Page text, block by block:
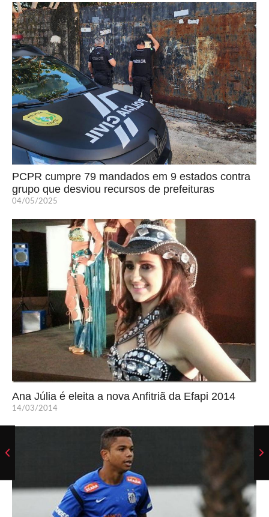
PCPR cumpre 79 mandados em 9 estados contra
grupo que desviou recursos de prefeituras
04/05/2025
Ana Júlia é eleita a nova Anfitriã da Efapi 2014
14/03/2014